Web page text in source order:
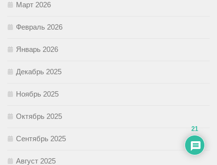
Март 2026
Февраль 2026
Январь 2026
Декабрь 2025
Ноябрь 2025
Октябрь 2025
Сентябрь 2025
Август 2025
21